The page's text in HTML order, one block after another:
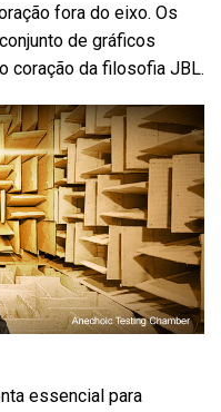
fora do eixo. Os
de gráficos
coração da filosofia JBL.
essencial para